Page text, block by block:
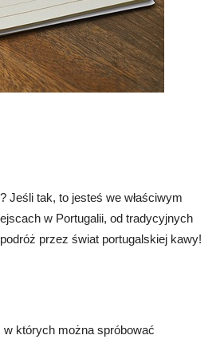
Jeśli tak, to jesteś we właściwym
w Portugalii, od tradycyjnych
przez świat portugalskiej kawy!
w których można spróbować